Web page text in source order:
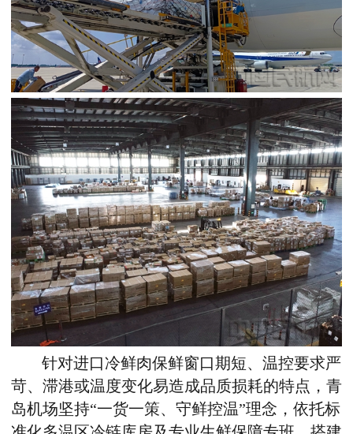
针对进口冷鲜肉保鲜窗口期短、温控要求严
苛、滞港或温度变化易造成品质损耗的特点 ，青
岛机场坚持“一货一策、守鲜控温”理念，依托标